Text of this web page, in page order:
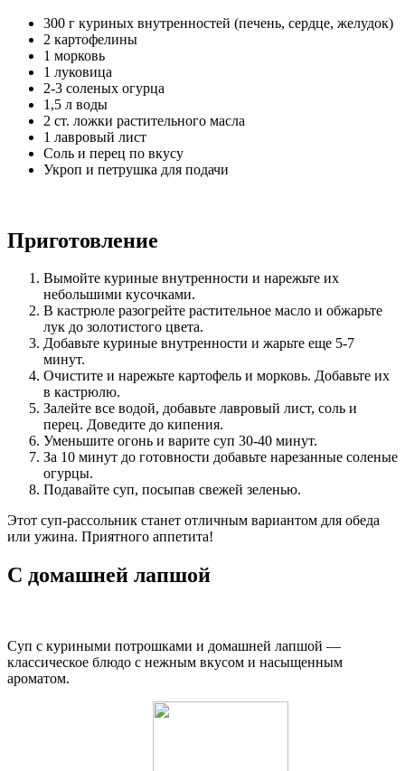
300 г куриных внутренностей (печень, сердце, желудок)
2 картофелины
1 морковь
1 луковица
2-3 соленых огурца
1,5 л воды
2 ст. ложки растительного масла
1 лавровый лист
Соль и перец по вкусу
Укроп и петрушка для подачи
Приготовление
Вымойте куриные внутренности и нарежьте их
небольшими кусочками.
В кастрюле разогрейте растительное масло и обжарьте
лук до золотистого цвета.
Добавьте куриные внутренности и жарьте еще 5-7
минут.
Очистите и нарежьте картофель и морковь. Добавьте их
в кастрюлю.
Залейте все водой, добавьте лавровый лист, соль и
перец. Доведите до кипения.
Уменьшите огонь и варите суп 30-40 минут.
За 10 минут до готовности добавьте нарезанные соленые
огурцы.
Подавайте суп, посыпав свежей зеленью.
Этот суп-рассольник станет отличным вариантом для обеда
или ужина. Приятного аппетита!
С домашней лапшой
Суп с куриными потрошками и домашней лапшой —
классическое блюдо с нежным вкусом и насыщенным
ароматом.